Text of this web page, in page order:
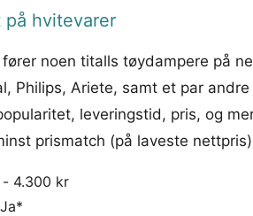
på hvitevarer
fører noen titalls tøydampere på
Philips, Ariete, samt et par
leveringstid, pris, og
prismatch (på laveste
4.300 kr
Ja*